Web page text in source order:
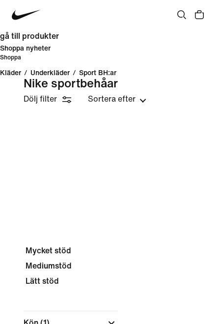
gå till produkter
Shoppa nyheter
Shoppa
Kläder / Underkläder / Sport BH:ar
Nike sportbehåar
Dölj filter Sortera efter
Mycket stöd
Mediumstöd
Lätt stöd